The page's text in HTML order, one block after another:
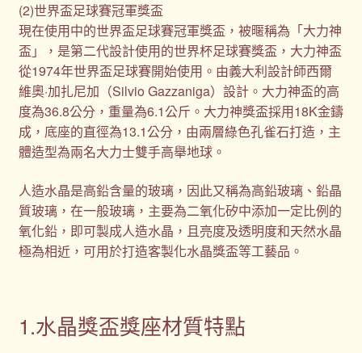
(2)世界盃足球賽冠軍獎盃
現在使用中的世界盃足球賽冠軍獎盃，被暱稱為「大力神
盃」，是第二代設計使用的世界杯足球賽獎盃，大力神盃
從1974年世界盃足球賽開始使用。由義大利設計師西爾
維奧·加扎尼加（Silvio Gazzaniga）設計。大力神盃的高
度為36.8公分，重量為6.1公斤。大力神獎盃採用18K金鑄
成，底座的直徑為13.1公分，由兩層綠色孔雀石打造，主
體造型為兩名大力士雙手高舉地球。
人造水晶是高鉛含量的玻璃，因此又稱為高鉛玻璃、鉛晶
質玻璃，在一般玻璃，主要為二氧化矽中添加一定比例的
氧化鉛，即可製成人造水晶，且亮度及透明度和天然水晶
極為相近，可用於打造客製化水晶獎盃等工藝品。
1.水晶獎盃獎座材質特點